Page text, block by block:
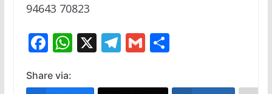
94643 70823
F
e
W
at
X T
e
G
ai
S
ar
Share via: